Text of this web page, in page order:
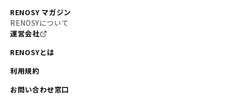
RENOSY マガジン
RENOSYについて
運営会社
RENOSYとは
利用規約
お問い合わせ窓口